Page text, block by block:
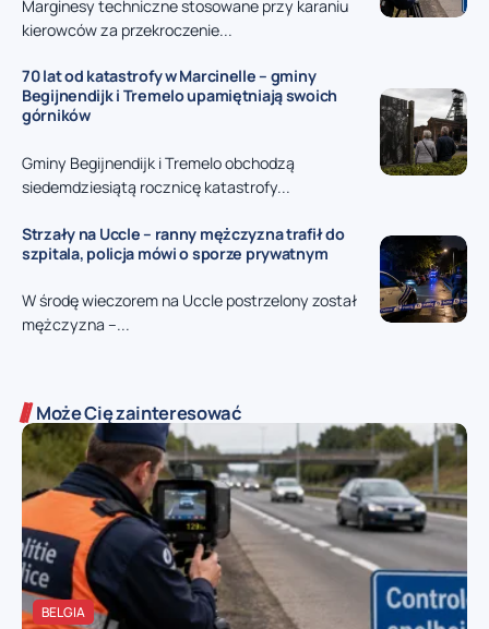
Marginesy techniczne stosowane przy karaniu
kierowców za przekroczenie...
70 lat od katastrofy w Marcinelle – gminy
Begijnendijk i Tremelo upamiętniają swoich
górników
Gminy Begijnendijk i Tremelo obchodzą
siedemdziesiątą rocznicę katastrofy...
Strzały na Uccle – ranny mężczyzna trafił do
szpitala, policja mówi o sporze prywatnym
W środę wieczorem na Uccle postrzelony został
mężczyzna –...
Może Cię zainteresować
BELGIA